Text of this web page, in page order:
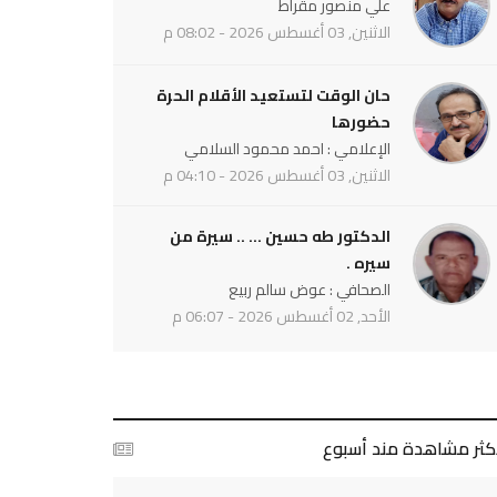
الاثنين, 03 أغسطس 2026 - 08:02 م
حان الوقت لتستعيد الأقلام الحرة
حضورها
الإعلامي : احمد محمود السلامي
الاثنين, 03 أغسطس 2026 - 04:10 م
الدكتور طه حسين ... .. سيرة من
سيره .
الصحافي : عوض سالم ربيع
الأحد, 02 أغسطس 2026 - 06:07 م
مشاهدة مند أسبوع